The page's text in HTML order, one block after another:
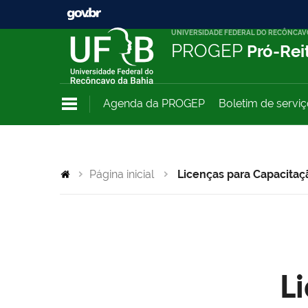
UNIVERSIDADE FEDERAL DO
PROGEP Pró-
Agenda da PROGEP Boletim de
Página inicial Licenças para